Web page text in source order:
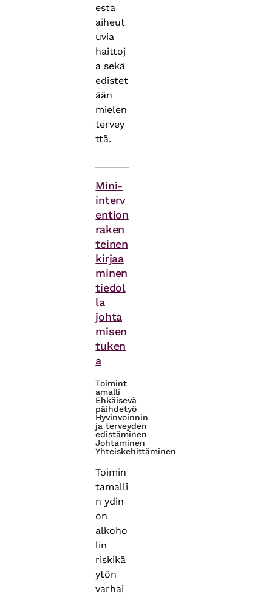
esta
aiheut
uvia
haittoj
a sekä
edistet
ään
mielen
tervey
ttä.
Mini-
interv
ention
raken
teinen
kirjaa
minen
tiedol
la
johta
misen
tuken
a
Toimint
amalli
Ehkäisevä
päihdetyö
Hyvinvoinnin
ja terveyden
edistäminen
Johtaminen
Yhteiskehittäminen
Toimin
tamalli
n ydin
on
alkoho
lin
riskikä
ytön
varhai